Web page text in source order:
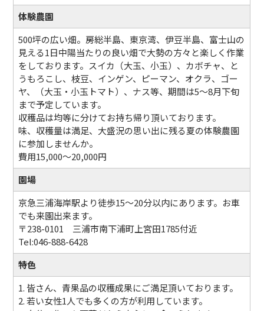
体験農園
500坪の広い畑。房総半島、東京湾、伊豆半島、富士山の
見える1日中陽当たりの良い畑で大勢の方々と楽しく作業
をしております。スイカ（大玉、小玉）、カボチャ、と
うもろこし、枝豆、インゲン、ピーマン、オクラ、ゴー
ヤ、（大玉・小玉トマト）、ナス等、期間は5～8月下旬
まで予定しています。
収穫品は均等に分けてお持ち帰り頂いております。
味、収穫量は満足、大盛況の思い出に残る夏の体験農園
に参加しませんか。
費用15,000～20,000円
園場
京急三浦海岸駅より徒歩15～20分以内にあります。お車
でも来園出来ます。
〒238-0101 三浦市南下浦町上宮田1785付近
Tel:046-888-6428
特色
1. 皆さん、青果品の収穫成果にご満足頂いております。
2. 若い女性1人でも多くの方が利用しています。